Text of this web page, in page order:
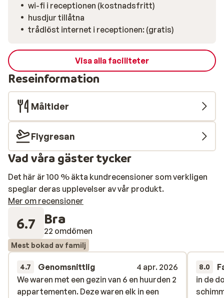
wi-fi i receptionen (kostnadsfritt)
husdjur tillåtna
trådlöst internet i receptionen: (gratis)
Visa alla faciliteter
Reseinformation
Måltider
Flygresan
Vad våra gäster tycker
Det här är 100 % äkta kundrecensioner som verkligen
speglar deras upplevelser av vår produkt.
Mer om recensioner
6.7 Bra
22 omdömen
Mest bokad av familj
4.7 Genomsnittlig
4 apr. 2026
We waren met een gezin van 6 en huurden 2
appartementen. Deze waren elk in een
We waren met een gezin van 6 en huurden 2
appartementen. Deze waren elk in een
8.0
in de
in de